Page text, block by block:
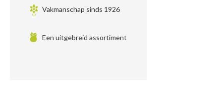
Vakmanschap sinds 1926
Een uitgebreid assortiment